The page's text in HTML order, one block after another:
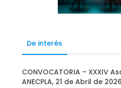
De interés
CONVOCATORIA – XXXIV
ANECPLA, 21 de Abril de 2026